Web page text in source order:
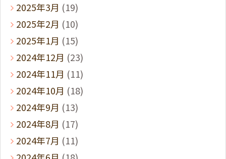
2025年3月 (19)
2025年2月 (10)
2025年1月 (15)
2024年12月 (23)
2024年11月 (11)
2024年10月 (18)
2024年9月 (13)
2024年8月 (17)
2024年7月 (11)